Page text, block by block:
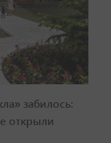
забилось:
открыли